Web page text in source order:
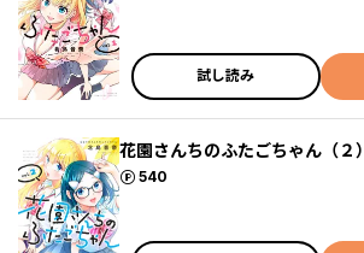
試し読み
花園さんちのふたごちゃん（２）
540
ポイント